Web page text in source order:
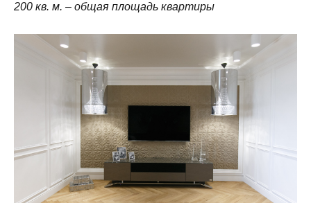
200 кв. м. – общая площадь квартиры